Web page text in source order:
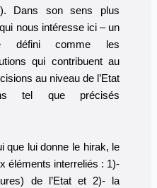
Dans son sens plus
nous intéresse ici – un
défini comme les
qui contribuent au
au niveau de l’Etat
tel que précisés
que lui donne le hirak, le
éléments interreliés : 1)-
de l’Etat et 2)- la